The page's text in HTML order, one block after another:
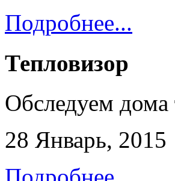
Подробнее...
Тепловизор
Обследуем
28 Январь, 2015